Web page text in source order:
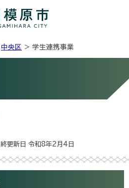
中央区 > 学生連携事業
更新日 令和8年2月4日